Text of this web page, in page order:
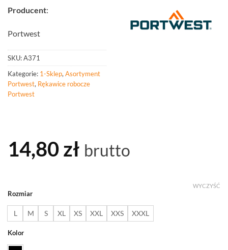
Producent:
Portwest
SKU:A371
Kategorie: 1-Sklep,Asortyment
Portwest, Rękawice robocze
Portwest
14,80zł brutto
Rozmiar
L M S XL XS XXL XXS XXXL
Kolor
WYCZYŚĆ